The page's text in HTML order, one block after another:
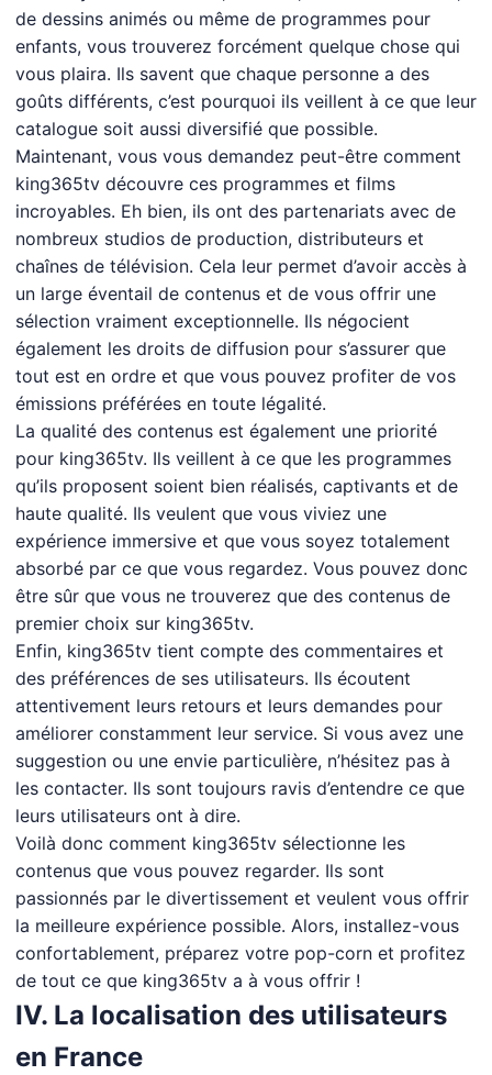
de dessins animés ou même de programmes pour
enfants, vous trouverez forcément quelque chose qui
vous plaira. Ils savent que chaque personne a des
goûts différents, c’est pourquoi ils veillent à ce que leur
catalogue soit aussi diversifié que possible.
Maintenant, vous vous demandez peut-être comment
king365tv découvre ces programmes et films
incroyables. Eh bien, ils ont des partenariats avec de
nombreux studios de production, distributeurs et
chaînes de télévision. Cela leur permet d’avoir accès à
un large éventail de contenus et de vous offrir une
sélection vraiment exceptionnelle. Ils négocient
également les droits de diffusion pour s’assurer que
tout est en ordre et que vous pouvez profiter de vos
émissions préférées en toute légalité.
La qualité des contenus est également une priorité
pour king365tv. Ils veillent à ce que les programmes
qu’ils proposent soient bien réalisés, captivants et de
haute qualité. Ils veulent que vous viviez une
expérience immersive et que vous soyez totalement
absorbé par ce que vous regardez. Vous pouvez donc
être sûr que vous ne trouverez que des contenus de
premier choix sur king365tv.
Enfin, king365tv tient compte des commentaires et
des préférences de ses utilisateurs. Ils écoutent
attentivement leurs retours et leurs demandes pour
améliorer constamment leur service. Si vous avez une
suggestion ou une envie particulière, n’hésitez pas à
les contacter. Ils sont toujours ravis d’entendre ce que
leurs utilisateurs ont à dire.
Voilà donc comment king365tv sélectionne les
contenus que vous pouvez regarder. Ils sont
passionnés par le divertissement et veulent vous offrir
la meilleure expérience possible. Alors, installez-vous
confortablement, préparez votre pop-corn et profitez
de tout ce que king365tv a à vous offrir !
IV. La localisation des utilisateurs
en France